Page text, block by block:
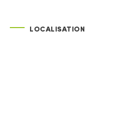
LOCALISATION